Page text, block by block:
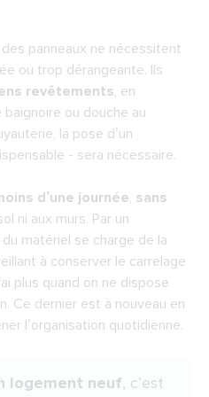
panneaux ne nécessitent
ou trop dérangeante. Ils
revêtements, en
ou douche au
la pose d’un
- sera nécessaire.
d’une journée, sans
ni aux murs. Par un
matériel se charge de la
à conserver le carrelage
plus quand on ne dispose
Ce dernier est à nouveau en
l’organisation quotidienne.
logement neuf, c’est